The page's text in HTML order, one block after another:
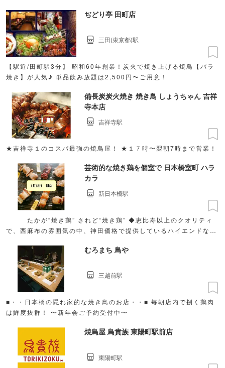
ぢどり亭 田町店
【駅近/田町駅3分】 昭和60年創業！炭火で焼き上げる焼鳥【バラ
焼き】が人気♪ 単品飲み放題は2,500円〜ご用意！
三田(東京都)駅
備長炭炭火焼き 焼き鳥 しょうちゃん 吉祥
寺本店
★吉祥寺１のコスパ最強の焼鳥屋！ ★１７時〜翌朝7時まで営業！
吉祥寺駅
芸術的な焼き鶏を個室で 日本橋室町 ハラ
カラ
たかが“焼き鶏” されど“焼き鶏” ◆恵比寿以上のクオリティ
で、西麻布の雰囲気の中、神田価格で提供しているハイエンドな炭
新日本橋駅
むろまち 鳥や
■・・日本橋の隠れ家的な焼き鳥のお店・・■ 毎朝店内で捌く鶏肉
は鮮度抜群！ 〜新年会ご予約受付中〜
三越前駅
焼鳥屋 鳥貴族 東陽町駅前店
東陽町駅